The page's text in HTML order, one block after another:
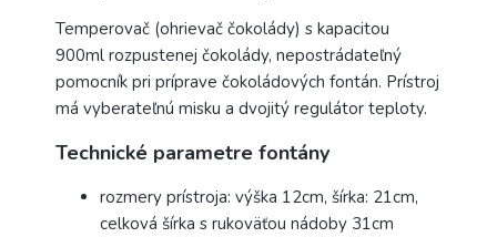
Temperovač (ohrievač čokolády) s kapacitou
900ml rozpustenej čokolády, nepostrádateľný
pomocník pri príprave čokoládových fontán. Prístroj
má vyberateľnú misku a dvojitý regulátor teploty.
Technické parametre fontány
rozmery prístroja: výška 12cm, šírka: 21cm,
celková šírka s rukoväťou nádoby 31cm